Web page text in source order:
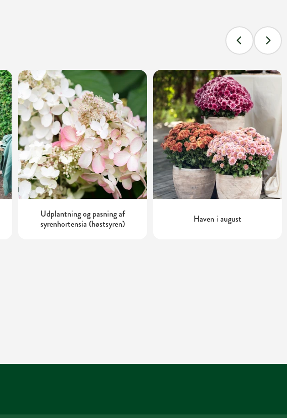
Udplantning og pasning af
syrenhortensia (høstsyren)
Haven i august